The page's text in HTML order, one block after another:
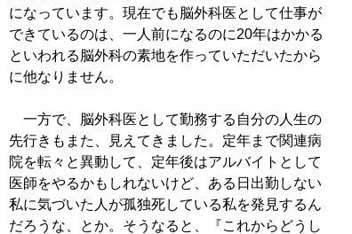
になっています。現在でも脳外科医として仕事が
できているのは、一人前になるのに20年はかかる
といわれる脳外科の素地を作っていただいたから
に他なりません。
一方で、脳外科医として勤務する自分の人生の
先行きもまた、見えてきました。定年まで関連病
院を転々と異動して、定年後はアルバイトとして
医師をやるかもしれないけど、ある日出勤しない
私に気づいた人が孤独死している私を発見するん
だろうな、とか。そうなると、『これからどうし